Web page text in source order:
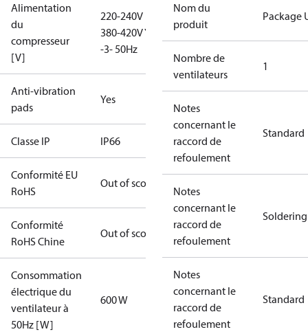
Alimentation
du
compresseur
[V]
220-240V D /
380-420V Y
-3- 50Hz
Anti-vibration
pads
Yes
Classe IP IP66
Conformité EU
RoHS
Out of scope
Conformité
RoHS Chine
Out of scope
Consommation
électrique du
ventilateur à
50Hz [W]
600 W
Nom du
produit
Package
Nombre de
ventilateurs
1
Notes
concernant le
raccord de
refoulement
Standard
Notes
concernant le
raccord de
refoulement
Soldering
Notes
concernant le
raccord de
refoulement
Standard